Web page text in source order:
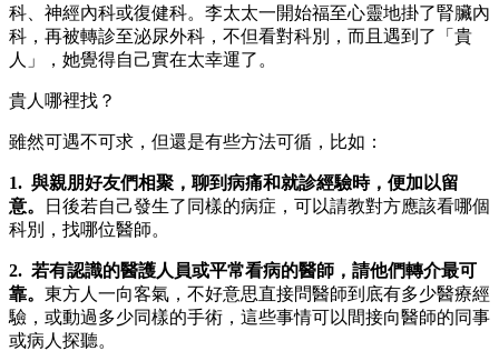
科、神經內科或復健科。李太太一開始福至心靈地掛了腎臟內
科，再被轉診至泌尿外科，不但看對科別，而且遇到了「貴
人」，她覺得自己實在太幸運了。
貴人哪裡找？
雖然可遇不可求，但還是有些方法可循，比如：
1. 與親朋好友們相聚，聊到病痛和就診經驗時，便加以留
意。
日後若自己發生了同樣的病症，可以請教對方應該看哪個
科別，找哪位醫師。
2. 若有認識的醫護人員或平常看病的醫師，請他們轉介最可
靠。 東方人一向客氣，不好意思直接問醫師到底有多少醫療經
驗，或動過多少同樣的手術，這些事情可以間接向醫師的同事
或病人探聽。